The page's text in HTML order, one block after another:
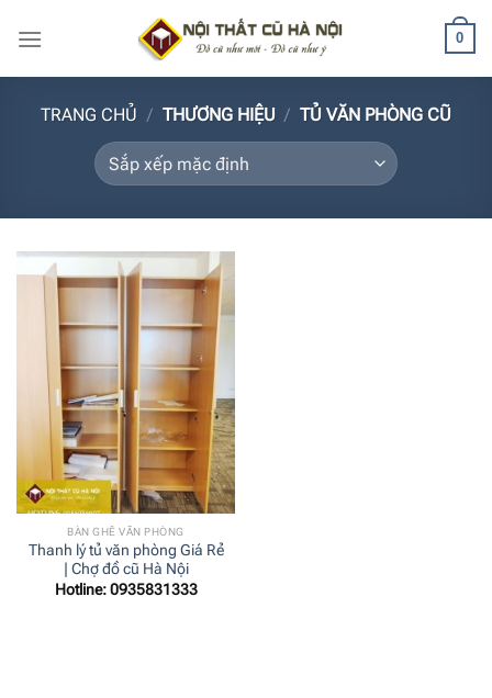
qua
0
TRANG CHỦ / THƯƠNG HIỆU / TỦ VĂN PHÒNG CŨ
BÀN GHẾ VĂN PHÒNG
Thanh lý tủ văn phòng Giá Rẻ
| Chợ đồ cũ Hà Nội
Hotline: 0935831333